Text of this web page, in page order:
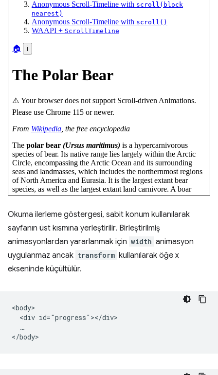
Okuma ilerleme göstergesi, sabit konum kullanılarak
sayfanın üst kısmına yerleştirilir. Birleştirilmiş
animasyonlardan yararlanmak için width animasyon
uygulanmaz ancak transform kullanılarak öğe x
ekseninde küçültülür.
<body>
  <div id="progress"></div>
  …